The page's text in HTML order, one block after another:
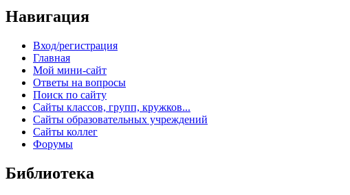
Навигация
Вход/регистрация
Главная
Мой мини-сайт
Ответы на вопросы
Поиск по сайту
Сайты классов, групп, кружков...
Сайты образовательных учреждений
Сайты коллег
Форумы
Библиотека